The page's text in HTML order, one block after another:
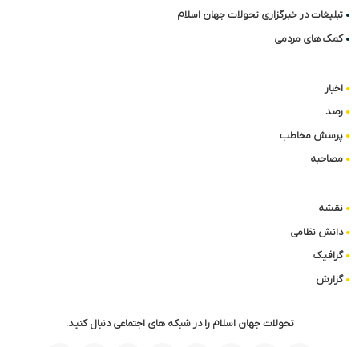
تبلیغات در خبرگزاری تحولات جهان اسلام
کمک های مردمی
اخبار
رصد
پرسش مخاطب
مصاحبه
نقشه
دانش نظامی
گرافیک
گزارش
تحولات جهان اسلام را در شبکه های اجتماعی دنبال کنید.